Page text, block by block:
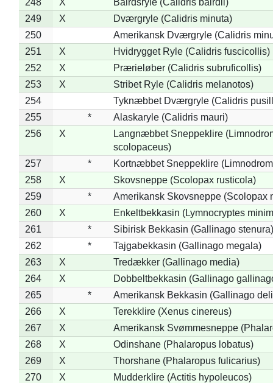
249
X
Dværgryle (Calidris minuta)
250
Amerikansk Dværgryle (Calidris
251
X
Hvidrygget Ryle (Calidris fuscicollis)
252
X
Prærieløber (Calidris subruficollis)
253
X
Stribet Ryle (Calidris melanotos)
254
Tyknæbbet Dværgryle (Calidris
255
*
Alaskaryle (Calidris mauri)
256
X
Langnæbbet Sneppeklire
scolopaceus)
257
*
Kortnæbbet Sneppeklire
258
X
Skovsneppe (Scolopax rusticola)
259
*
Amerikansk Skovsneppe (Scolopax
260
X
Enkeltbekkasin (Lymnocryptes
261
*
Sibirisk Bekkasin (Gallinago stenura)
262
*
Tajgabekkasin (Gallinago megala)
263
X
Tredækker (Gallinago media)
264
X
Dobbeltbekkasin (Gallinago
265
*
Amerikansk Bekkasin (Gallinago
266
X
Terekklire (Xenus cinereus)
267
X
Amerikansk Svømmesneppe
268
X
Odinshane (Phalaropus lobatus)
269
X
Thorshane (Phalaropus fulicarius)
270
X
Mudderklire (Actitis hypoleucos)